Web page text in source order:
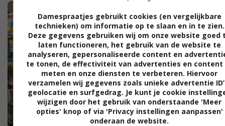
Damespraatjes gebruikt cookies (en vergelijkbare
technieken) om informatie op te slaan en in te zien.
Deze gegevens gebruiken wij om onze website goed
laten functioneren, het gebruik van de website te
analyseren, gepersonaliseerde content en
te tonen, de effectiviteit van advertenties en content
meten en onze diensten te verbeteren. Hiervoor
verzamelen wij gegevens zoals unieke advertentie
geolocatie en surfgedrag. Je kunt je cookie
wijzigen door het gebruik van onderstaande 'Meer
opties' knop of via 'Privacy instellingen aanpassen'
onderaan de website.